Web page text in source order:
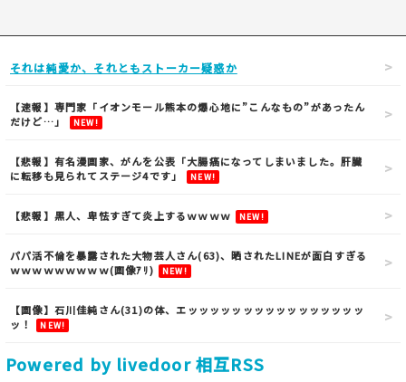
それは純愛か、それともストーカー疑惑か
【速報】専門家「イオンモール熊本の爆心地に”こんなもの”があったん
だけど…」
NEW!
【悲報】有名漫画家、がんを公表「大腸癌になってしまいました。肝臓
に転移も見られてステージ4です」
NEW!
【悲報】黒人、卑怯すぎて炎上するｗｗｗｗ NEW!
パパ活不倫を暴露された大物芸人さん(63)、晒されたLINEが面白すぎる
ｗｗｗｗｗｗｗｗｗ(画像ｱﾘ)
NEW!
【画像】石川佳純さん(31)の体、エッッッッッッッッッッッッッッッッ
ッ！
NEW!
Powered by livedoor 相互RSS